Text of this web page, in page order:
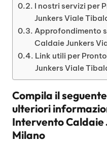
I nostri servizi per
Junkers Viale
Approfondimento
Caldaie Junkers
Link utili per
Junkers Viale
Compila il
ulteriori
Intervento Caldaie
Milano